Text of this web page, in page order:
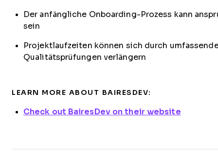
Der anfängliche Onboarding-Prozess kann
sein
Projektlaufzeiten können sich durch
Qualitätsprüfungen verlängern
LEARN MORE ABOUT BAIRESDEV:
Check out BairesDev on their website